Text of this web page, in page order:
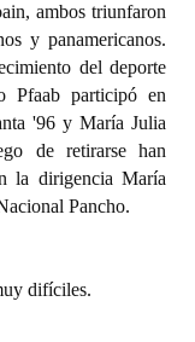
ambos triunfaron
y panamericanos.
del deporte
Pfaab participó en
'96 y María Julia
de retirarse han
la dirigencia María
Pancho.
difíciles.